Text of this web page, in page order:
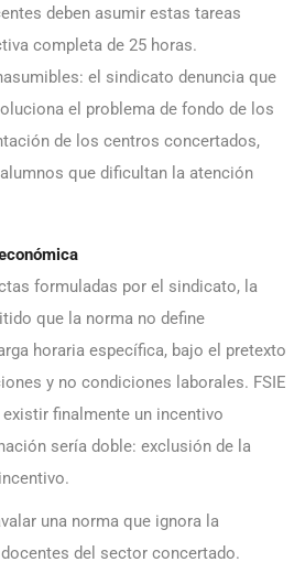
deben asumir estas tareas
completa de 25 horas.
el sindicato denuncia que
el problema de fondo de los
de los centros concertados,
que dificultan la atención
formuladas por el sindicato, la
que la norma no define
horaria específica, bajo el pretexto
y no condiciones laborales. FSIE
finalmente un incentivo
sería doble: exclusión de la
una norma que ignora la
del sector concertado.